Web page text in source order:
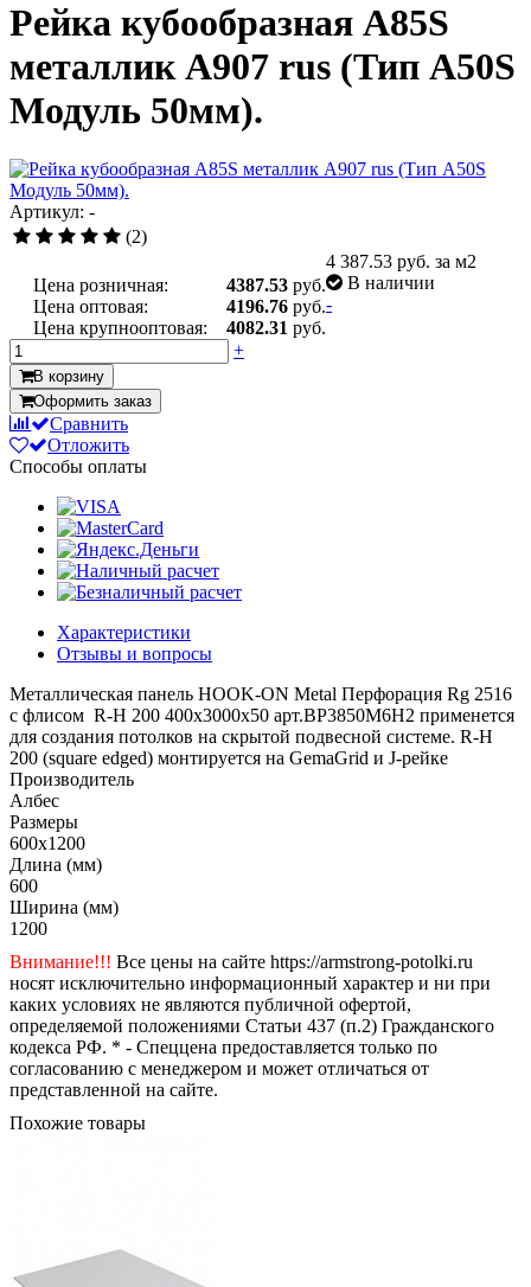
Рейка кубообразная A85S
металлик А907 rus (Тип A50S
Модуль 50мм).
Артикул: -
(2)
Цена розничная: 4387.53 руб.
Цена оптовая:
4196.76 руб.
Цена крупнооптовая:
4082.31 руб.
4 387.53 руб. за м2
В наличии
-
+
В корзину
Оформить заказ
Сравнить
Отложить
Способы оплаты
Характеристики
Отзывы и вопросы
Металлическая панель HOOK-ON Metal Перфорация Rg 2516
с флисом R-H 200 400x3000x50 арт.BP3850M6H2 применется
для создания потолков на скрытой подвесной системе. R-H
200 (square edged) монтируется на GemaGrid и J-рейке
Производитель
Албес
Размеры
600x1200
Длина (мм)
600
Ширина (мм)
1200
Внимание!!! Все цены на сайте https://armstrong-potolki.ru
носят исключительно информационный характер и ни при
каких условиях не являются публичной офертой,
определяемой положениями Статьи 437 (п.2) Гражданского
кодекса РФ. * - Спеццена предоставляется только по
согласованию с менеджером и может отличаться от
представленной на сайте.
Похожие товары